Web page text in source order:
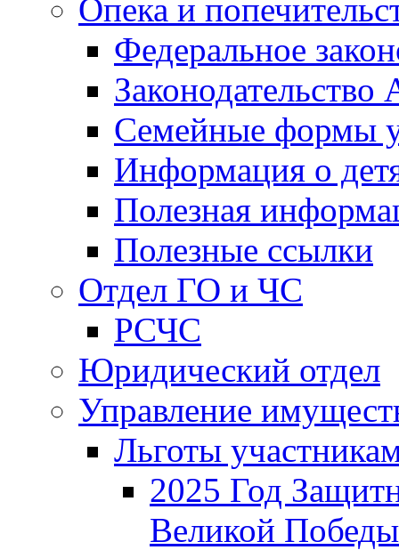
Опека и
Федеральное
Законодательство
Семейные формы
Информация о
Полезная
Полезные ссылки
Отдел ГО и ЧС
РСЧС
Юридический отдел
Управление
Льготы
2025 Год
Великой Победы